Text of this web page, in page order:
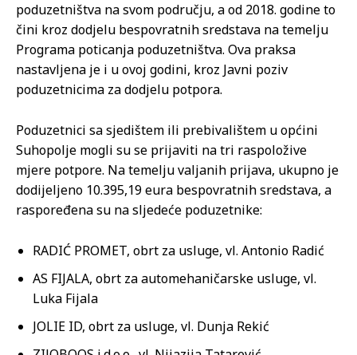
poduzetništva na svom području, a od 2018. godine to
čini kroz dodjelu bespovratnih sredstava na temelju
Programa poticanja poduzetništva. Ova praksa
nastavljena je i u ovoj godini, kroz Javni poziv
poduzetnicima za dodjelu potpora.
Poduzetnici sa sjedištem ili prebivalištem u općini
Suhopolje mogli su se prijaviti na tri raspoložive
mjere potpore. Na temelju valjanih prijava, ukupno je
dodijeljeno 10.395,19 eura bespovratnih sredstava, a
raspoređena su na sljedeće poduzetnike:
RADIĆ PROMET, obrt za usluge, vl. Antonio Radić
AS FIJALA, obrt za automehaničarske usluge, vl.
Luka Fijala
JOLIE ID, obrt za usluge, vl. Dunja Rekić